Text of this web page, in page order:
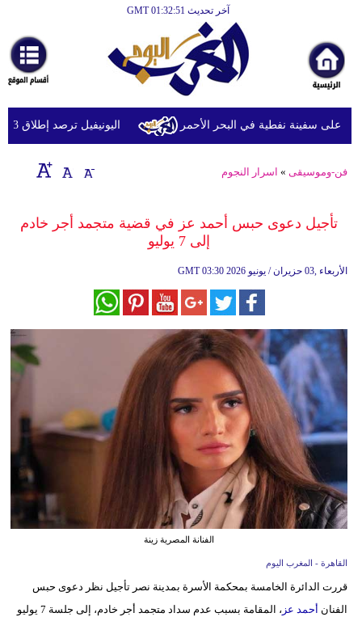
آخر تحديث GMT 01:32:51
أخبارعاجلة
رياضة
ثقافة
إقتصاد
وموسيقى
سياحة
وسفر
أخبار
البرلمان
المغربي
مرأة
اليونيفيل ترصد إطلاق 113 مقذوفا إسرائيليا على لبنان خلال يوم واحد سفينة نفطية في البحر الأحمر
فن-وموسيقى » اسرار النجوم
تأجيل دعوى حبس أحمد عز في قضية متجمد أجر خادم
إلى 7 يوليو
GMT 03:30 2026 الأربعاء ,03 حزيران / يونيو
الفنانة المصرية زينة
القاهرة - المغرب اليوم
قررت الدائرة الخامسة بمحكمة الأسرة بمدينة نصر تأجيل نظر دعوى حبس
الفنان أحمد عز
، المقامة بسبب عدم سداد متجمد أجر خادم، إلى جلسة 7 يوليو